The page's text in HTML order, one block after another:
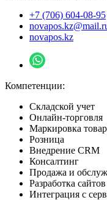
+7 (706) 604-08-95
novapos.kz
Компетенции:
Складской учет
Онлайн-торговля
Маркировка
Розница
Внедрение CRM
Консалтинг
Продажа и
Разработка сайтов
Интеграция с